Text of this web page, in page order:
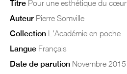
Titre Pour une esthétique du cœur
Auteur Pierre Somville
Collection L'Académie en poche
Langue Français
Date de parution Novembre 2015